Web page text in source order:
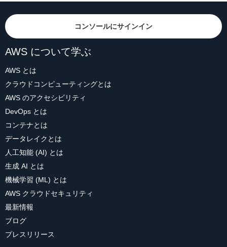
コンソールにサインイン
AWS について学ぶ
AWS とは
クラウドコンピューティングとは
AWS のアクセシビリティ
DevOps とは
コンテナとは
データレイクとは
人工知能 (AI) とは
生成 AI とは
機械学習 (ML) とは
AWS クラウドセキュリティ
最新情報
ブログ
プレスリリース